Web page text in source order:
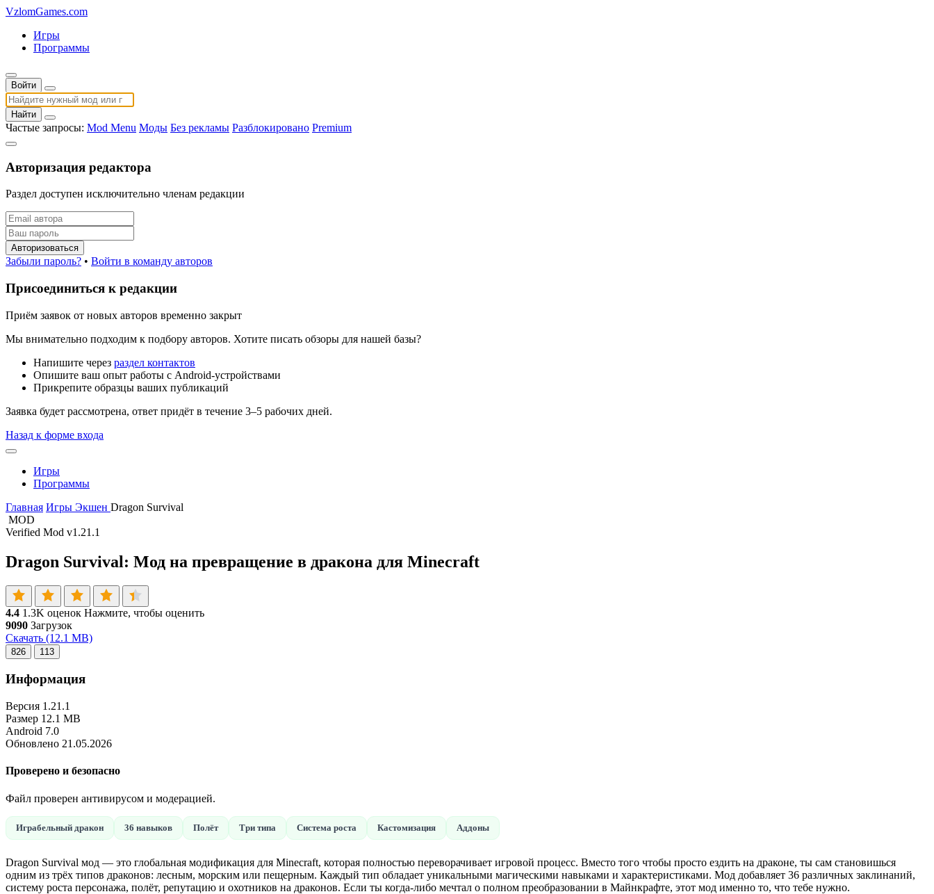
VzlomGames.com
Игры
Программы
Войти
Найти
Частые запросы: Mod Menu Моды Без рекламы Разблокировано Premium
Авторизация редактора
Раздел доступен исключительно членам редакции
Авторизоваться
Забыли пароль? • Войти в команду авторов
Присоединиться к редакции
Приём заявок от новых авторов временно закрыт
Мы внимательно подходим к подбору авторов. Хотите писать обзоры для нашей базы?
Напишите через раздел контактов
Опишите ваш опыт работы с Android-устройствами
Прикрепите образцы ваших публикаций
Заявка будет рассмотрена, ответ придёт в течение 3–5 рабочих дней.
Назад к форме входа
Игры
Программы
Главная Игры Экшен Dragon Survival
MOD
Verified Mod v1.21.1
Dragon Survival: Мод на превращение в дракона для Minecraft
4.4 1.3K оценок Нажмите, чтобы оценить
9090 Загрузок
Скачать (12.1 MB)
826 113
Информация
Версия 1.21.1
Размер 12.1 MB
Android 7.0
Обновлено 21.05.2026
Проверено и безопасно
Файл проверен антивирусом и модерацией.
Играбельный дракон 36 навыков Полёт Три типа Система роста Кастомизация Аддоны
Dragon Survival мод — это глобальная модификация для Minecraft, которая полностью переворачивает игровой процесс. Вместо того чтобы просто ездить на драконе, ты сам становишься
одним из трёх типов драконов: лесным, морским или пещерным. Каждый тип обладает уникальными магическими навыками и характеристиками. Мод добавляет 36 различных заклинаний,
систему роста персонажа, полёт, репутацию и охотников на драконов. Если ты когда-либо мечтал о полном преобразовании в Майнкрафте, этот мод именно то, что тебе нужно.